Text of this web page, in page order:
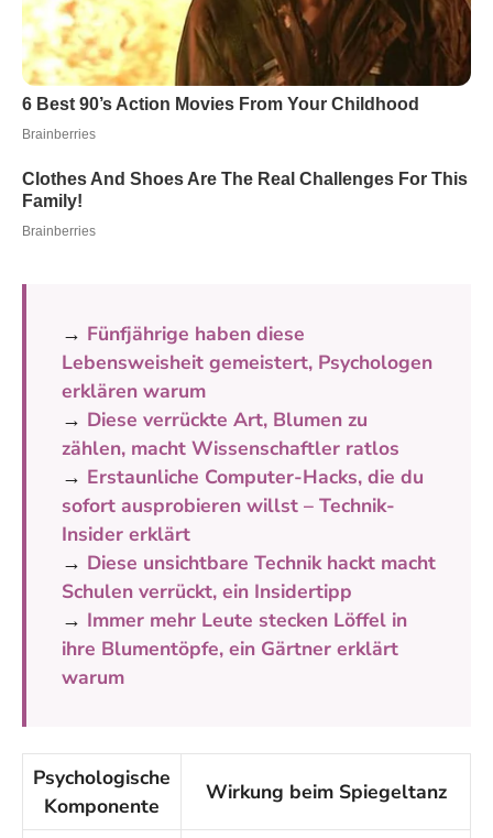
→ Fünfjährige haben diese
Lebensweisheit gemeistert, Psychologen
erklären warum
→ Diese verrückte Art, Blumen zu
zählen, macht Wissenschaftler ratlos
→ Erstaunliche Computer-Hacks, die du
sofort ausprobieren willst – Technik-
Insider erklärt
→ Diese unsichtbare Technik hackt macht
Schulen verrückt, ein Insidertipp
→ Immer mehr Leute stecken Löffel in
ihre Blumentöpfe, ein Gärtner erklärt
warum
Psychologische
Komponente
Wirkung beim Spiegeltanz